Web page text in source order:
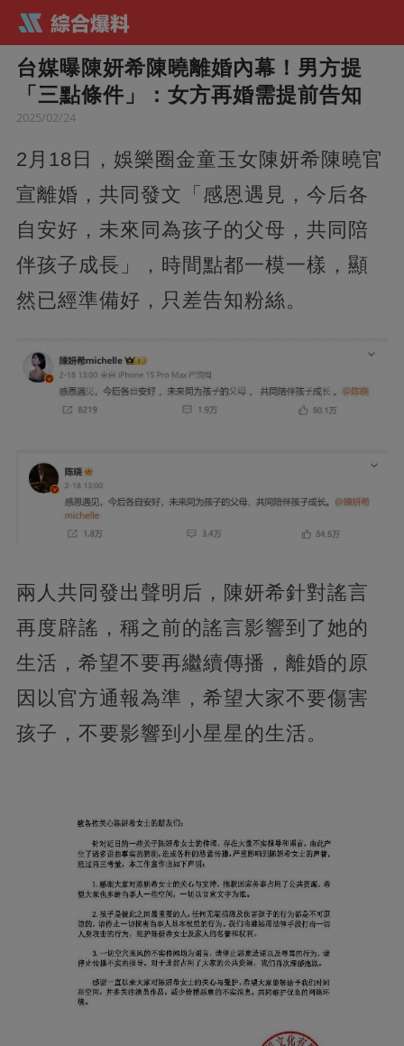
台媒曝陳妍希陳曉離婚內幕！男方提
「三點條件」：女方再婚需提前告知
2025/02/24
2月18日，娛樂圈金童玉女陳妍希陳曉官
宣離婚，共同發文「感恩遇見，今后各
自安好，未來同為孩子的父母，共同陪
伴孩子成長」，時間點都一模一樣，顯
然已經準備好，只差告知粉絲。
兩人共同發出聲明后，陳妍希針對謠言
再度辟謠，稱之前的謠言影響到了她的
生活，希望不要再繼續傳播，離婚的原
因以官方通報為準，希望大家不要傷害
孩子，不要影響到小星星的生活。